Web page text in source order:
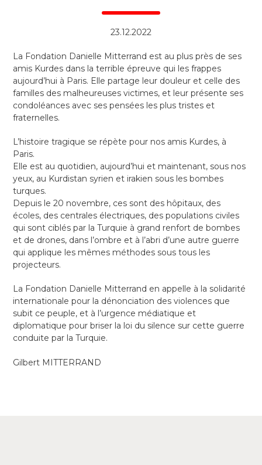
23.12.2022
La Fondation Danielle Mitterrand est au plus près de ses
amis Kurdes dans la terrible épreuve qui les frappes
aujourd’hui à Paris. Elle partage leur douleur et celle des
familles des malheureuses victimes, et leur présente ses
condoléances avec ses pensées les plus tristes et
fraternelles.
L’histoire tragique se répète pour nos amis Kurdes, à
Paris.
Elle est au quotidien, aujourd’hui et maintenant, sous nos
yeux, au Kurdistan syrien et irakien sous les bombes
turques.
Depuis le 20 novembre, ces sont des hôpitaux, des
écoles, des centrales électriques, des populations civiles
qui sont ciblés par la Turquie à grand renfort de bombes
et de drones, dans l’ombre et à l’abri d’une autre guerre
qui applique les mêmes méthodes sous tous les
projecteurs.
La Fondation Danielle Mitterrand en appelle à la solidarité
internationale pour la dénonciation des violences que
subit ce peuple, et à l’urgence médiatique et
diplomatique pour briser la loi du silence sur cette guerre
conduite par la Turquie.
Gilbert MITTERRAND